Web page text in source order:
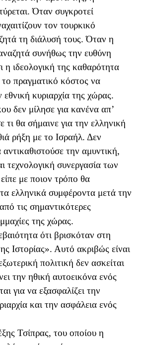
Όταν συγκροτεί
τον τουρκικό
τη διάλυσή τους. Όταν η
συνήθως την ευθύνη
ιδεολογική της καθαρότητα
το πραγματικό κόστος να
εθνική κυριαρχία της χώρας.
δεν μίλησε για κανένα απ’
τι θα σήμαινε για την ελληνική
ρήξη με το Ισραήλ. Δεν
την αμυντική,
τεχνολογική συνεργασία των
με ποιον τρόπο θα
ελληνικά συμφέροντα μετά την
τις σημαντικότερες
της χώρας.
ότι βρισκόταν στη
Ιστορίας». Αυτό ακριβώς είναι
πολιτική δεν ασκείται
την ηθική αυτοεικόνα ενός
για να εξασφαλίζει την
και την ασφάλεια ενός
Τσίπρας, του οποίου η